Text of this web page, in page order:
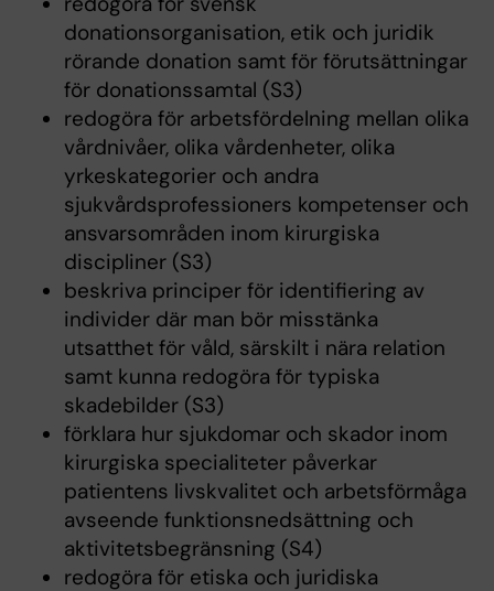
donationsorganisation, etik och juridik
rörande donation samt för förutsättningar
för donationssamtal (S3)
redogöra för arbetsfördelning mellan olika
vårdnivåer, olika vårdenheter, olika
yrkeskategorier och andra
sjukvårdsprofessioners kompetenser och
ansvarsområden inom kirurgiska
discipliner (S3)
beskriva principer för identifiering av
individer där man bör misstänka
utsatthet för våld, särskilt i nära relation
samt kunna redogöra för typiska
skadebilder (S3)
förklara hur sjukdomar och skador inom
kirurgiska specialiteter påverkar
patientens livskvalitet och arbetsförmåga
avseende funktionsnedsättning och
aktivitetsbegränsning (S4)
redogöra för etiska och juridiska